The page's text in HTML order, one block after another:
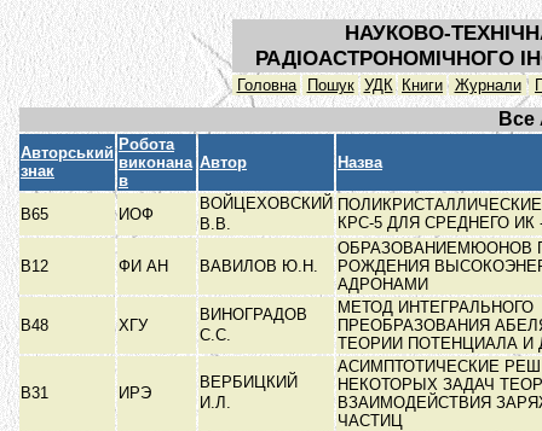
НАУКОВО-
РАДІОАСТРОНОМІЧНОГО
Головна Пошук УДК Книги Журнали
Все
Авторський
знак
Робота
виконана
в
Автор Назва
В65 ИОФ
ВОЙЦЕХОВСКИЙ
В.В.
КРС-5 ДЛЯ СРЕДНЕГО
В12 ФИ АН ВАВИЛОВ Ю.Н.
ОБРАЗОВАНИЕМЮОНОВ
РОЖДЕНИЯ
АДРОНАМИ
В48 ХГУ
ВИНОГРАДОВ
С.С.
МЕТОД ИНТЕГРАЛЬНОГО
ПРЕОБРАЗОВАНИЯ
ТЕОРИИ ПОТЕНЦИАЛА И
В31 ИРЭ
ВЕРБИЦКИЙ
И.Л.
АСИМПТОТИЧЕСКИЕ
НЕКОТОРЫХ ЗАДАЧ
ВЗАИМОДЕЙСТВИЯ
ЧАСТИЦ